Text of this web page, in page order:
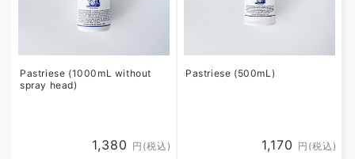
Pastriese (1000mL without
spray head)
Regular
1,380 円(税込)
Pastriese (500mL)
Regular
1,170 円(税込)